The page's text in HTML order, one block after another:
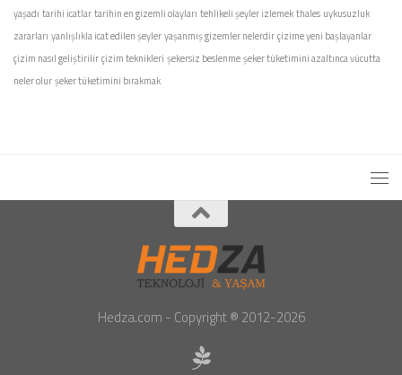
yaşadı tarihi icatlartarihin en gizemli olayları tehlikeli şeyler izlemekthales uykusuzluk
zararları yanlışlıkla icat edilen şeyleryaşanmış gizemler nelerdirçizime yeni başlayanlar
çizim nasıl geliştirilirçizim teknikleri şekersiz beslenmeşeker tüketimini azaltınca vücutta
neler olurşeker tüketimini bırakmak
Hedza.com - Copyright ® 2012-2026